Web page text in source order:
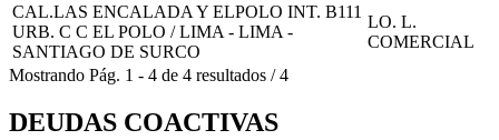
CAL.LAS ENCALADA Y ELPOLO INT. B111
URB. C C EL POLO / LIMA - LIMA -
SANTIAGO DE SURCO
LO. L.
COMERCIAL
Mostrando Pág. 1 - 4 de 4 resultados /4
DEUDAS COACTIVAS